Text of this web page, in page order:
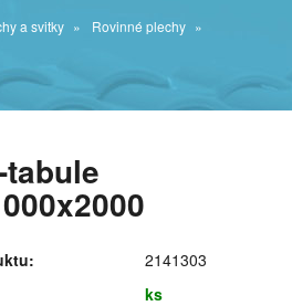
a svitky
Rovinné plechy
tabule
2141303
ks